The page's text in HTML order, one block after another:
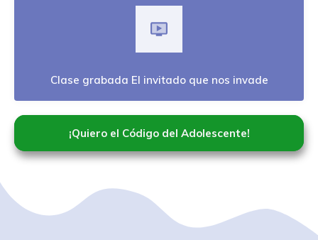
Clase grabada El invitado que nos invade
¡Quiero el Código del Adolescente!